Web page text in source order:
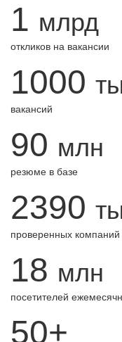
1 млрд
откликов на вакансии
1000
вакансий
90 млн
резюме в базе
2390
проверенных компаний
18 млн
посетителей
50+